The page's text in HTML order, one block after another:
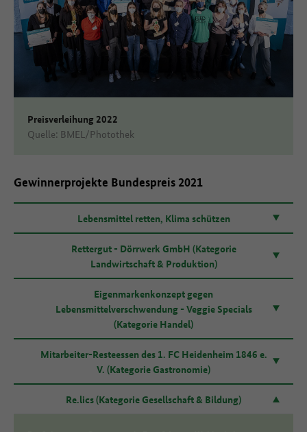
Preisverleihung 2022
Quelle: BMEL/Photothek
Gewinnerprojekte Bundespreis 2021
Lebensmittel retten, Klima schützen
Rettergut - Dörrwerk GmbH (Kategorie
Landwirtschaft & Produktion)
Eigenmarkenkonzept gegen
Lebensmittelverschwendung - Veggie Specials
(Kategorie Handel)
Mitarbeiter-Resteessen des 1. FC Heidenheim 1846 e.
V. (Kategorie Gastronomie)
Re.lics (Kategorie Gesellschaft & Bildung)